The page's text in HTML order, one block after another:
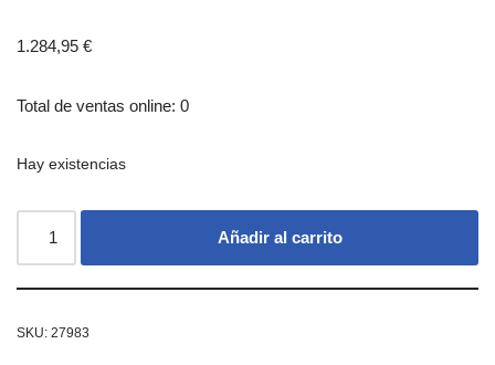
1.284,95 €
Total de ventas online: 0
Hay existencias
Añadir al carrito
SKU: 27983